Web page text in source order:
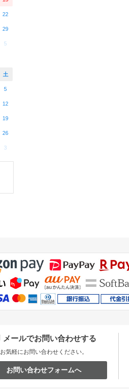
22
29
5
土
5
12
19
26
3
メールでお問い合わせする
お気軽にお問い合わせください。
お問い合わせフォームへ